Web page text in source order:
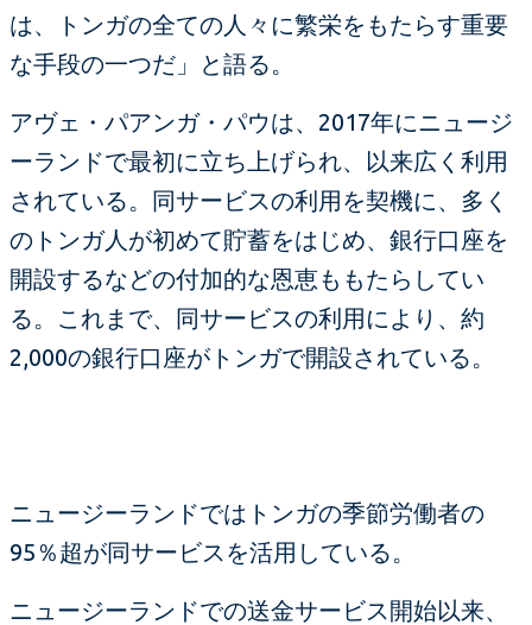
は、トンガの全ての人々に繁栄をもたらす重要
な手段の一つだ」と語る。
アヴェ・パアンガ・パウは、2017年にニュージ
ーランドで最初に立ち上げられ、以来広く利用
されている。同サービスの利用を契機に、多く
のトンガ人が初めて貯蓄をはじめ、銀行口座を
開設するなどの付加的な恩恵ももたらしてい
る。これまで、同サービスの利用により、約
2,000の銀行口座がトンガで開設されている。
ニュージーランドではトンガの季節労働者の
95％超が同サービスを活用している。
ニュージーランドでの送金サービス開始以来、